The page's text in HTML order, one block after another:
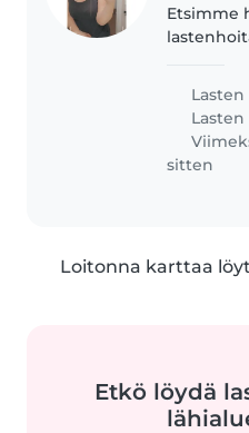
Etsimme
lapset
suomea..
Lasten
sitten
Loitonna karttaa
Etkö löydä